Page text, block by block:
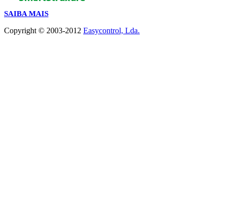
SAIBA MAIS
Copyright © 2003-2012 Easycontrol, Lda.